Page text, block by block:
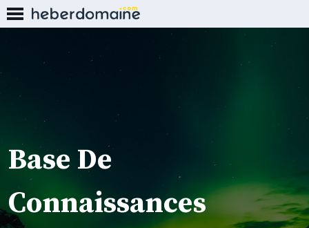
Base De
Connaissances